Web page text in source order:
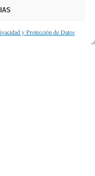
y Protección de Datos